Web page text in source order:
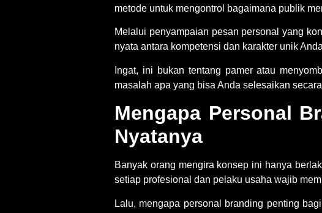
metode untuk mengontrol bagaimana publik
Melalui penyampaian pesan personal yang
nyata antara kompetensi dan karakter unik
Ingat, ini bukan tentang pamer atau
masalah apa yang bisa Anda selesaikan
Mengapa Personal
Nyatanya
Banyak orang mengira konsep ini hanya
setiap profesional dan pelaku usaha wajib
Lalu, mengapa personal branding penting